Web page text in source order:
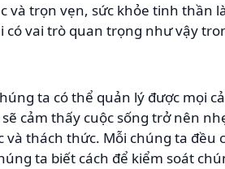
và trọn vẹn, sức khỏe tinh thần
có vai trò quan trọng như vậy
ta có thể quản lý được mọi
cảm thấy cuộc sống trở nên
thách thức. Mỗi chúng ta đều
ta biết cách để kiểm soát